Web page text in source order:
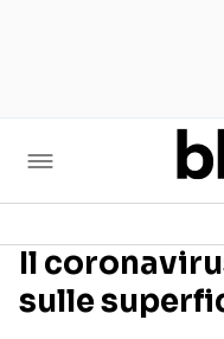
Il
sulle